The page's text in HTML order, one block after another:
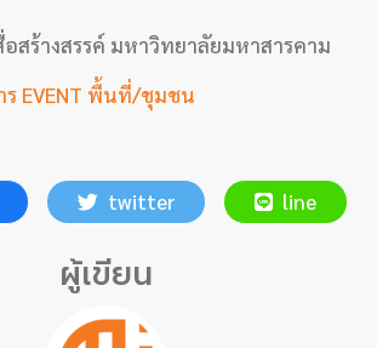
สร้างสรรค์ มหาวิทยาลัยมหาสารคาม
ร EVENT พื้นที่/ชุมชน
twitter line
ผู้เขียน